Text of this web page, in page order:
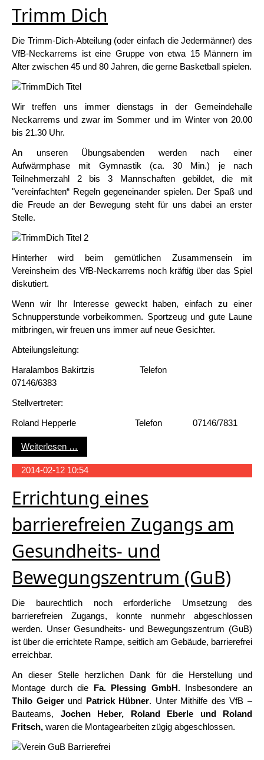
Trimm Dich
Die Trimm-Dich-Abteilung (oder einfach die Jedermänner) des
VfB-Neckarrems ist eine Gruppe von etwa 15 Männern im
Alter zwischen 45 und 80 Jahren, die gerne Basketball spielen.
Wir treffen uns immer dienstags in der Gemeindehalle
Neckarrems und zwar im Sommer und im Winter von 20.00
bis 21.30 Uhr.
An unseren Übungsabenden werden nach einer
Aufwärmphase mit Gymnastik (ca. 30 Min.) je nach
Teilnehmerzahl 2 bis 3 Mannschaften gebildet, die mit
"vereinfachten“ Regeln gegeneinander spielen. Der Spaß und
die Freude an der Bewegung steht für uns dabei an erster
Stelle.
Hinterher wird beim gemütlichen Zusammensein im
Vereinsheim des VfB-Neckarrems noch kräftig über das Spiel
diskutiert.
Wenn wir Ihr Interesse geweckt haben, einfach zu einer
Schnupperstunde vorbeikommen. Sportzeug und gute Laune
mitbringen, wir freuen uns immer auf neue Gesichter.
Abteilungsleitung:
Haralambos Bakirtzis Telefon
07146/6383
Stellvertreter:
Roland Hepperle Telefon 07146/7831
Weiterlesen …
2014-02-12 10:54
Errichtung eines
barrierefreien Zugangs am
Gesundheits- und
Bewegungszentrum (GuB)
Die baurechtlich noch erforderliche Umsetzung des
barrierefreien Zugangs, konnte nunmehr abgeschlossen
werden. Unser Gesundheits- und Bewegungszentrum (GuB)
ist über die errichtete Rampe, seitlich am Gebäude, barrierefrei
erreichbar.
An dieser Stelle herzlichen Dank für die Herstellung und
Montage durch die Fa. Plessing GmbH. Insbesondere an
Thilo Geigerund Patrick Hübner. Unter Mithilfe des VfB –
Bauteams, Jochen Heber, Roland Eberle und Roland
Fritsch, waren die Montagearbeiten zügig abgeschlossen.